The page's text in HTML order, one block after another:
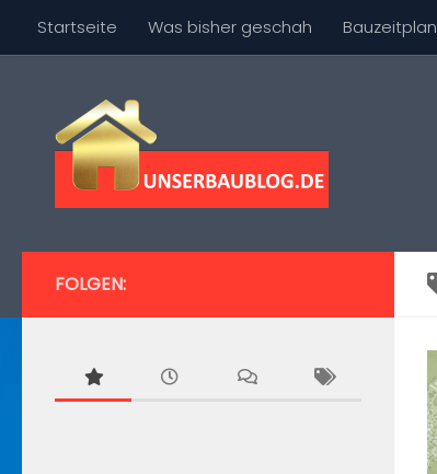
Skip to content
Startseite Was bisher geschah Bauzeitplan
FOLGEN: